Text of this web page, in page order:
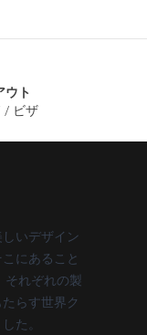
ウト
/ ビザ
いデザイン
にあること
それぞれの製
らす世界ク
た。